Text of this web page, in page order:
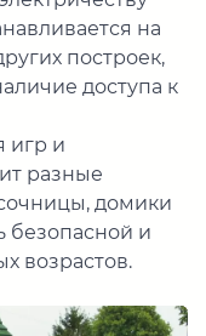
на
построек,
доступа к
игр и
разные
домики
безопасной и
возрастов.